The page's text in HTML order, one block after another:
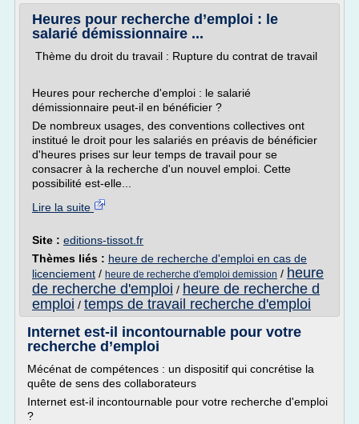
Heures pour recherche d’emploi : le
salarié démissionnaire ...
Thème du droit du travail : Rupture du contrat de travail
Heures pour recherche d'emploi : le salarié
démissionnaire peut-il en bénéficier ?
De nombreux usages, des conventions collectives ont
institué le droit pour les salariés en préavis de bénéficier
d'heures prises sur leur temps de travail pour se
consacrer à la recherche d'un nouvel emploi. Cette
possibilité est-elle...
Lire la suite
Site : editions-tissot.fr
Thèmes liés : heure de recherche d'emploi en cas de
licenciement / heure de recherche d'emploi demission / heure
de recherche d'emploi / heure de recherche d
emploi / temps de travail recherche d'emploi
Internet est-il incontournable pour votre
recherche d’emploi
Mécénat de compétences : un dispositif qui concrétise la
quête de sens des collaborateurs
Internet est-il incontournable pour votre recherche d'emploi
?